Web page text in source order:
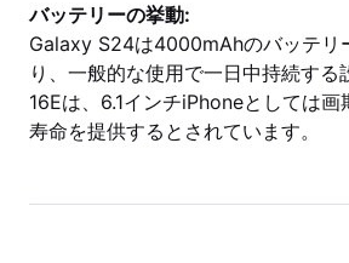
バッテリーの挙動:
Galaxy S24は4000mAhのバッテリ
り、一般的な使用で一日中持続す
16Eは、6.1インチiPhoneとしては画
寿命を提供するとされています。